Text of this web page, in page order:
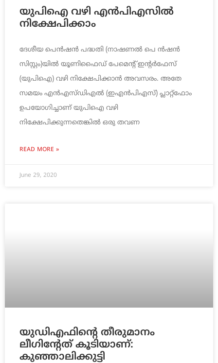
യുപിഐ വഴി എന്‍പിഎസില്‍
നിക്ഷേപിക്കാം
ദേശീയ പെന്‍ഷന്‍ പദ്ധതി (നാഷണല്‍ പെ ന്‍ഷന്‍
സിസ്റ്റം)യില്‍ യൂണിഫൈഡ്‌ പേമെന്റ്‌ ഇന്റര്‍ഫേസ്‌
(യുപിഐ) വഴി നിക്ഷേപിക്കാന്‍ അവസരം. അതേ
സമയം എന്‍എസ്‌ഡിഎല്‍ (ഇഎന്‍പിഎസ്‌) പ്ലാറ്റ്‌ഫോം
ഉപയോഗിച്ചാണ്‌ യുപിഐ വഴി
നിക്ഷേപിക്കുന്നതെങ്കില്‍ ഒരു തവണ
READ MORE »
June 29, 2020
യുഡിഎഫിന്റെ തീരുമാനം
ലീഗിന്‍റേത് കൂടിയാണ്:
കുഞ്ഞാലിക്കുട്ടി